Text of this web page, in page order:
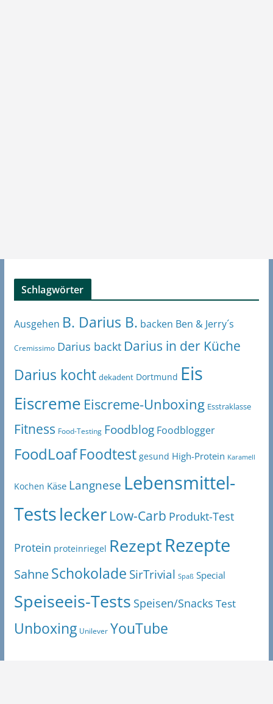
Schlagwörter
Ausgehen B. Darius B. backen Ben & Jerry´s
Cremissimo Darius backt Darius in der Küche
Darius kocht dekadent Dortmund Eis
Eiscreme Eiscreme-Unboxing Esstraklasse
Fitness Food-Testing Foodblog Foodblogger
FoodLoaf Foodtest gesund High-Protein Karamell
Kochen Käse Langnese Lebensmittel-
Testslecker Low-Carb Produkt-Test
Protein proteinriegel RezeptRezepte
SahneSchokolade SirTrivial Spaß Special
Speiseeis-Tests Speisen/Snacks Test
Unboxing Unilever YouTube